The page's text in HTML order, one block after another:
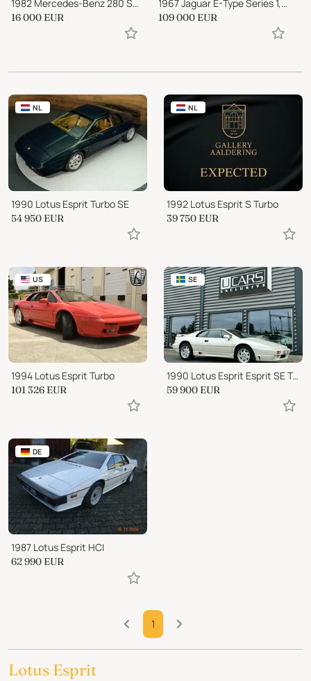
1982 Mercedes-Benz 280 SL ROADSTER
16 000 EUR
1967 Jaguar E-Type Series 1, Roadster 4.2 liter
109 000 EUR
NL
1990 Lotus Esprit Turbo SE
54 950 EUR
NL
1992 Lotus Esprit S Turbo
39 750 EUR
US
1994 Lotus Esprit Turbo
101 326 EUR
SE
1990 Lotus Esprit Esprit SE Turbo
59 900 EUR
DE
1987 Lotus Esprit HCI
62 990 EUR
1
Lotus Esprit